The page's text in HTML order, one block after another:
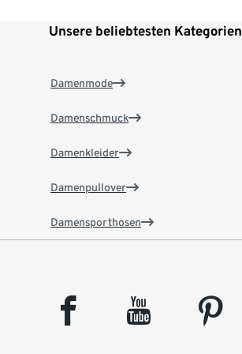
Unsere beliebtesten Kategorien
Damenmode
Damenschmuck
Damenkleider
Damenpullover
Damensporthosen
facebook youtube pinterest